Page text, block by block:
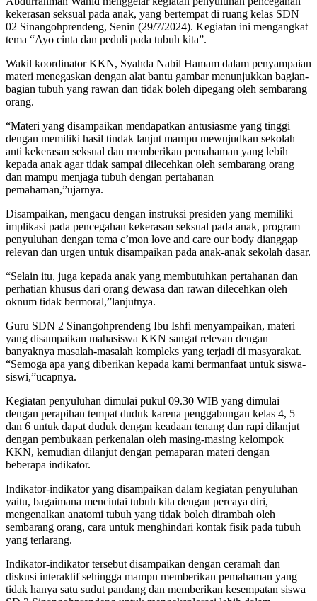
kekerasan seksual pada anak, yang bertempat di ruang kelas SDN
02 Sinangohprendeng, Senin (29/7/2024). Kegiatan ini mengangkat
tema “Ayo cinta dan peduli pada tubuh kita”.
Wakil koordinator KKN, Syahda Nabil Hamam dalam penyampaian
materi menegaskan dengan alat bantu gambar menunjukkan bagian-
bagian tubuh yang rawan dan tidak boleh dipegang oleh sembarang
orang.
“Materi yang disampaikan mendapatkan antusiasme yang tinggi
dengan memiliki hasil tindak lanjut mampu mewujudkan sekolah
anti kekerasan seksual dan memberikan pemahaman yang lebih
kepada anak agar tidak sampai dilecehkan oleh sembarang orang
dan mampu menjaga tubuh dengan pertahanan
pemahaman,”ujarnya.
Disampaikan, mengacu dengan instruksi presiden yang memiliki
implikasi pada pencegahan kekerasan seksual pada anak, program
penyuluhan dengan tema c’mon love and care our body dianggap
relevan dan urgen untuk disampaikan pada anak-anak sekolah dasar.
“Selain itu, juga kepada anak yang membutuhkan pertahanan dan
perhatian khusus dari orang dewasa dan rawan dilecehkan oleh
oknum tidak bermoral,”lanjutnya.
Guru SDN 2 Sinangohprendeng Ibu Ishfi menyampaikan, materi
yang disampaikan mahasiswa KKN sangat relevan dengan
banyaknya masalah-masalah kompleks yang terjadi di masyarakat.
“Semoga apa yang diberikan kepada kami bermanfaat untuk siswa-
siswi,”ucapnya.
Kegiatan penyuluhan dimulai pukul 09.30 WIB yang dimulai
dengan perapihan tempat duduk karena penggabungan kelas 4, 5
dan 6 untuk dapat duduk dengan keadaan tenang dan rapi dilanjut
dengan pembukaan perkenalan oleh masing-masing kelompok
KKN, kemudian dilanjut dengan pemaparan materi dengan
beberapa indikator.
Indikator-indikator yang disampaikan dalam kegiatan penyuluhan
yaitu, bagaimana mencintai tubuh kita dengan percaya diri,
mengenalkan anatomi tubuh yang tidak boleh dirambah oleh
sembarang orang, cara untuk menghindari kontak fisik pada tubuh
yang terlarang.
Indikator-indikator tersebut disampaikan dengan ceramah dan
diskusi interaktif sehingga mampu memberikan pemahaman yang
tidak hanya satu sudut pandang dan memberikan kesempatan siswa